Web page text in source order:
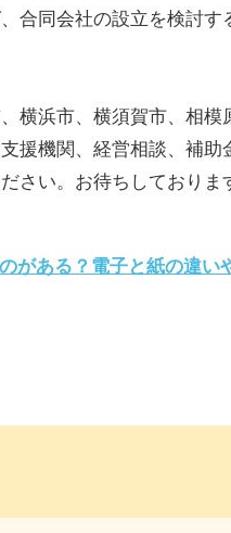
合同会社の設立を検討す
横浜市、横須賀市、相模
援機関、経営相談、補助
さい。お待ちしておりま
がある？電子と紙の違い